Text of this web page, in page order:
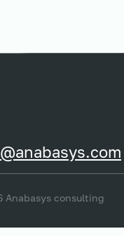
Anabasys consulting